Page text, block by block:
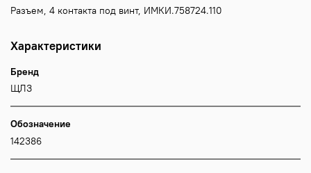
Разъем, 4 контакта под винт, ИМКИ.758724.110
Характеристики
Бренд
ЩЛЗ
Обозначение
142386